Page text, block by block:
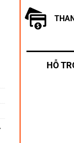
HỖ